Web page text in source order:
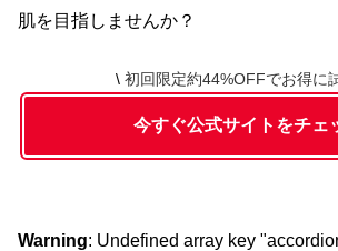
肌を目指しませんか？
初回限定約44%OFFでお得に
今すぐ公式サイトをチェ
Warning: Undefined array key